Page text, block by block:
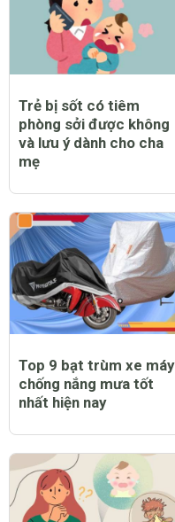
Trẻ bị sốt có tiêm
phòng sởi được không
và lưu ý dành cho cha
mẹ
Top 9 bạt trùm xe máy
chống nắng mưa tốt
nhất hiện nay